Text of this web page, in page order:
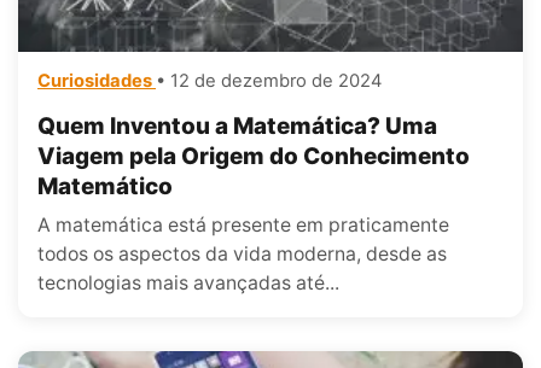
Curiosidades • 12 de dezembro de 2024
Quem Inventou a Matemática? Uma
Viagem pela Origem do Conhecimento
Matemático
A matemática está presente em praticamente
todos os aspectos da vida moderna, desde as
tecnologias mais avançadas até...